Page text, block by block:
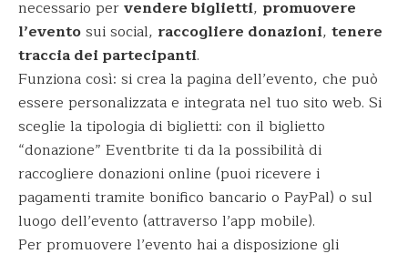
necessario pervendere biglietti, promuovere
l’eventosui social, raccogliere donazioni, tenere
traccia dei partecipanti.
Funziona così: si crea la pagina dell’evento, che può
essere personalizzata e integrata nel tuo sito web. Si
sceglie la tipologia di biglietti: con il biglietto
“donazione” Eventbrite ti da la possibilità di
raccogliere donazioni online (puoi ricevere i
pagamenti tramite bonifico bancario o PayPal) o sul
luogo dell’evento (attraverso l’app mobile).
Per promuovere l’evento hai a disposizione gli